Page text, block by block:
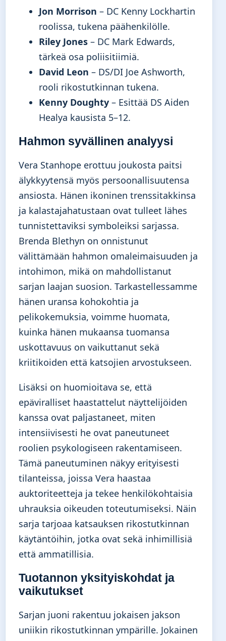
Jon Morrison – DC Kenny Lockhartin
roolissa, tukena päähenkilölle.
Riley Jones – DC Mark Edwards,
tärkeä osa poliisitiimiä.
David Leon – DS/DI Joe Ashworth,
rooli rikostutkinnan tukena.
Kenny Doughty – Esittää DS Aiden
Healya kausista 5–12.
Hahmon syvällinen analyysi
Vera Stanhope erottuu joukosta paitsi
älykkyytensä myös persoonallisuutensa
ansiosta. Hänen ikoninen trenssitakkinsa
ja kalastajahatustaan ovat tulleet lähes
tunnistettaviksi symboleiksi sarjassa.
Brenda Blethyn on onnistunut
välittämään hahmon omaleimaisuuden ja
intohimon, mikä on mahdollistanut
sarjan laajan suosion. Tarkastellessamme
hänen uransa kohokohtia ja
pelikokemuksia, voimme huomata,
kuinka hänen mukaansa tuomansa
uskottavuus on vaikuttanut sekä
kriitikoiden että katsojien arvostukseen.
Lisäksi on huomioitava se, että
epäviralliset haastattelut näyttelijöiden
kanssa ovat paljastaneet, miten
intensiivisesti he ovat paneutuneet
roolien psykologiseen rakentamiseen.
Tämä paneutuminen näkyy erityisesti
tilanteissa, joissa Vera haastaa
auktoriteetteja ja tekee henkilökohtaisia
uhrauksia oikeuden toteutumiseksi. Näin
sarja tarjoaa katsauksen rikostutkinnan
käytäntöihin, jotka ovat sekä inhimillisiä
että ammatillisia.
Tuotannon yksityiskohdat ja
vaikutukset
Sarjan juoni rakentuu jokaisen jakson
uniikin rikostutkinnan ympärille. Jokainen